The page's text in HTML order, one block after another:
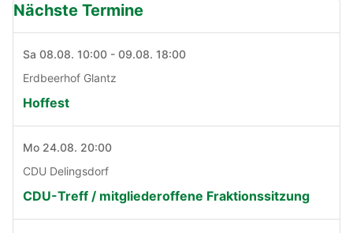
Nächste Termine
Sa 08.08. 10:00 - 09.08. 18:00
Erdbeerhof Glantz
Hoffest
Mo 24.08. 20:00
CDU Delingsdorf
CDU-Treff / mitgliederoffene Fraktionssitzung